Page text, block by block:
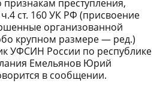
признакам преступления,
ст. 160 УК РФ (присвоение
организованной
крупном размере — ред.)
УФСИН России по республике
Емельянов Юрий
в сообщении.